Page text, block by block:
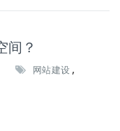
间？
网站建设 ,